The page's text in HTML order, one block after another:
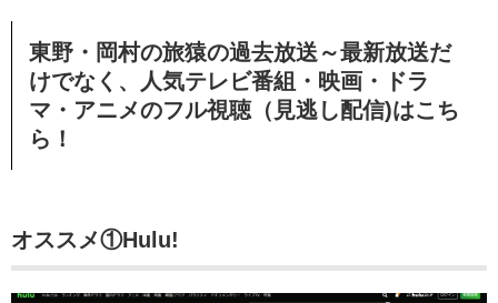
東野・岡村の旅猿の過去放送～最新放送だ
けでなく、人気テレビ番組・映画・ドラ
マ・アニメのフル視聴（見逃し配信)はこち
ら！
オススメ①Hulu!